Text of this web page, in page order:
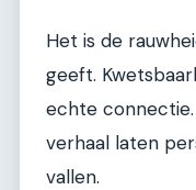
Het is de
geeft.
echte
verhaal laten
vallen.